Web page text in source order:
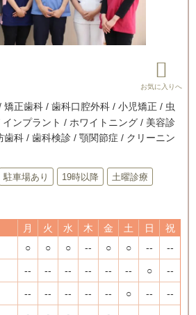
正歯科 / 歯科口腔外科 / 小児矯正 / 虫
ンプラント / ホワイトニング / 美容診
科 / 歯科検診 / 顎関節症 / クリーニン
駐車場あり 19時以降 土曜診療
月 火 水 木 金 土 日
祝
○ ○ ○ -- ○ ○ -- --
-- -- -- -- -- -- ○ --
-- -- -- -- -- ○ -- --